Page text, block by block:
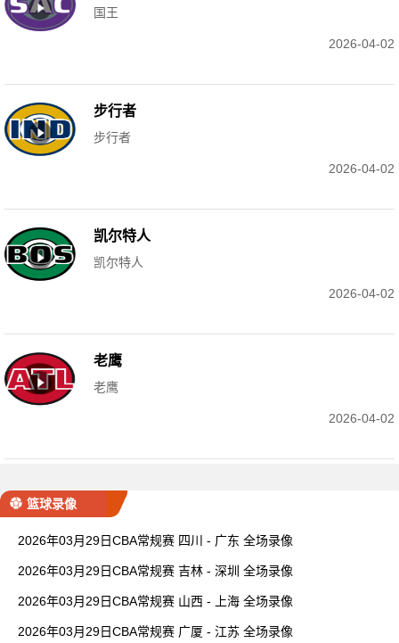
国王
2026-04-02
步行者
步行者
2026-04-02
凯尔特人
凯尔特人
2026-04-02
老鹰
老鹰
2026-04-02
篮球录像
2026年03月29日CBA常规赛 四川 - 广东 全场录像
2026年03月29日CBA常规赛 吉林 - 深圳 全场录像
2026年03月29日CBA常规赛 山西 - 上海 全场录像
2026年03月29日CBA常规赛 广厦 - 江苏 全场录像